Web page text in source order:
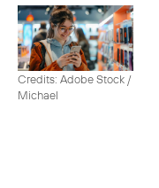
Credits: Adobe Stock /
Michael